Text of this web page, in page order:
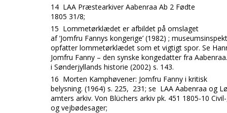
14 LAA Præstearkiver Aabenraa Ab 2 Fødte
1805 31/8;
15 Lommetørklædet er afbildet på omslaget
af ’Jomfru Fannys kongerige’ (1982) ;
opfatter lommetørklædet som et vigtigt spor. Se
Jomfru Fanny – den synske kongedatter fra
i Sønderjyllands historie (2002) s. 143.
16 Morten Kamphøvener: Jomfru Fanny i kritisk
belysning. (1964) s. 225, 231; se LAA Aabenraa og
amters arkiv. Von Blüchers arkiv pk. 451 1805-10
og vejbødesager;